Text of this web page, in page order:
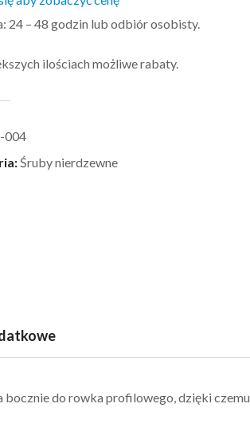
24 – 48 godzin lub odbiór osobisty.
ilościach możliwe rabaty.
004
Śruby nierdzewne
bocznie do rowka profilowego, dzięki czemu